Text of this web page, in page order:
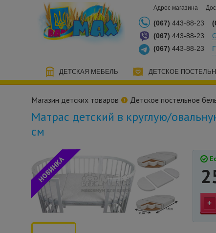
Адрес магазина
(067) 443-88-23
(067) 443-88-23
(067) 443-88-23
ДЕТСКАЯ МЕБЕЛЬ ДЕТСКОЕ
Магазин детских товаров Детское постельное
Матрас детский в круглую/
см